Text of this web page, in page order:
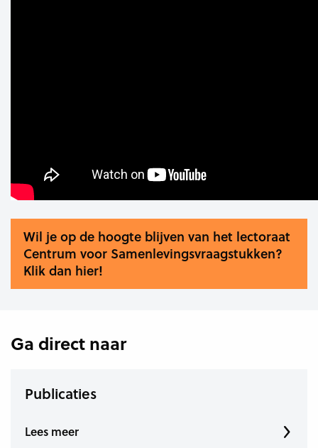
Wil je op de hoogte blijven van het lectoraat
Centrum voor Samenlevingsvraagstukken?
Klik dan hier!
Ga direct naar
Publicaties
Lees meer